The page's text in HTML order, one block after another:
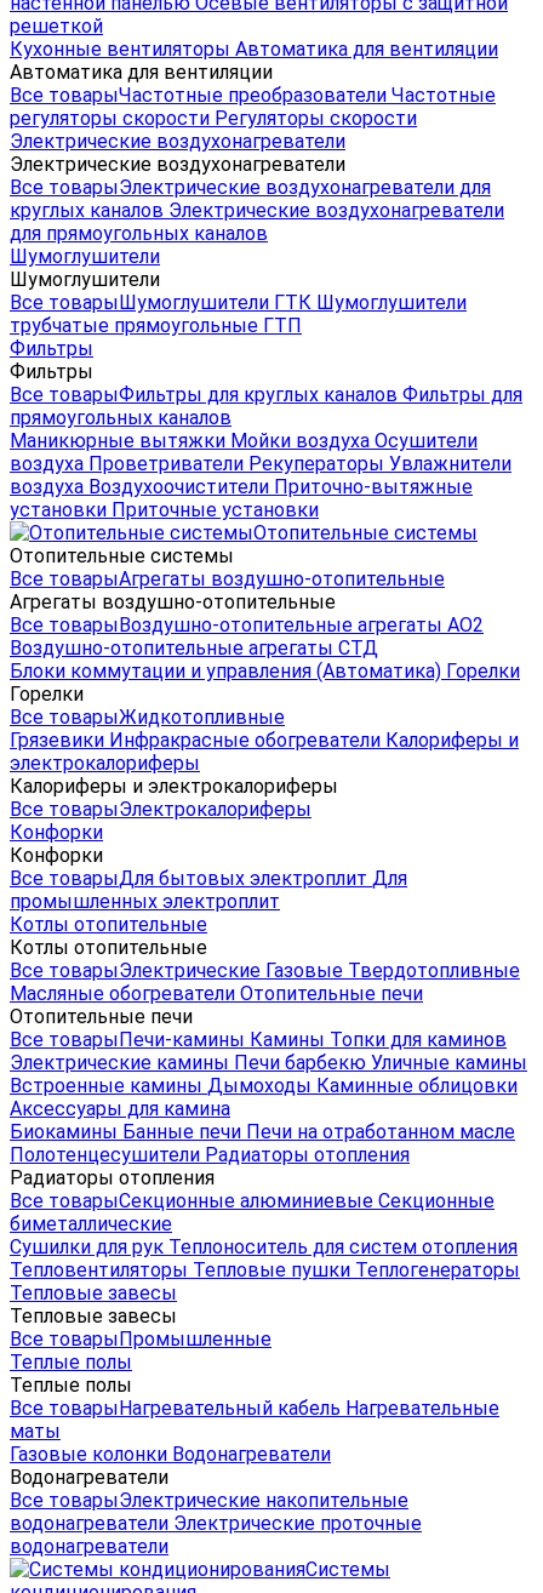
решеткой
Кухонные вентиляторы Автоматика для вентиляции
Автоматика для вентиляции
Все товарыЧастотные преобразователи Частотные
регуляторы скорости Регуляторы скорости
Электрические воздухонагреватели
Электрические воздухонагреватели
Все товарыЭлектрические воздухонагреватели для
круглых каналов Электрические воздухонагреватели
для прямоугольных каналов
Шумоглушители
Шумоглушители
Все товарыШумоглушители ГТК Шумоглушители
трубчатые прямоугольные ГТП
Фильтры
Фильтры
Все товарыФильтры для круглых каналов Фильтры для
прямоугольных каналов
Маникюрные вытяжки Мойки воздуха Осушители
воздуха Проветриватели Рекуператоры Увлажнители
воздуха Воздухоочистители Приточно-вытяжные
установки Приточные установки
Отопительные системы
Отопительные системы
Все товарыАгрегаты воздушно-отопительные
Агрегаты воздушно-отопительные
Все товарыВоздушно-отопительные агрегаты АО2
Воздушно-отопительные агрегаты СТД
Блоки коммутации и управления (Автоматика) Горелки
Горелки
Все товарыЖидкотопливные
Грязевики Инфракрасные обогреватели Калориферы и
электрокалориферы
Калориферы и электрокалориферы
Все товарыЭлектрокалориферы
Конфорки
Конфорки
Все товарыДля бытовых электроплит Для
промышленных электроплит
Котлы отопительные
Котлы отопительные
Все товарыЭлектрические Газовые Твердотопливные
Масляные обогреватели Отопительные печи
Отопительные печи
Все товарыПечи-камины Камины Топки для каминов
Электрические камины Печи барбекю Уличные камины
Встроенные камины Дымоходы Каминные облицовки
Аксессуары для камина
Биокамины Банные печи Печи на отработанном масле
Полотенцесушители Радиаторы отопления
Радиаторы отопления
Все товарыСекционные алюминиевые Секционные
биметаллические
Сушилки для рук Теплоноситель для систем отопления
Тепловентиляторы Тепловые пушки Теплогенераторы
Тепловые завесы
Тепловые завесы
Все товарыПромышленные
Теплые полы
Теплые полы
Все товарыНагревательный кабель Нагревательные
маты
Газовые колонки Водонагреватели
Водонагреватели
Все товарыЭлектрические накопительные
водонагреватели Электрические проточные
водонагреватели
Системы